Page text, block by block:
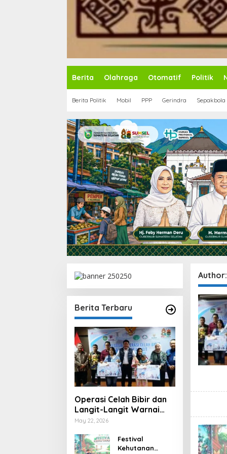
Berita Olahraga Otomatif Politik
Berita Politik Mobil PPP Gerindra Sepakbola
Berita Terbaru
Operasi Celah Bibir dan
Langit-Langit Warnai
HUT Sumsel, Gubernur:
Besar
May 22, 2026
Festival
Kehutanan
Author: